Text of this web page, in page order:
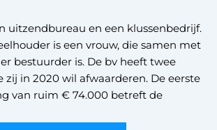
uitzendbureau en een klussenbedrijf.
is een vrouw, die samen met
bestuurder is. De bv heeft twee
zij in 2020 wil afwaarderen. De eerste
van ruim € 74.000 betreft de